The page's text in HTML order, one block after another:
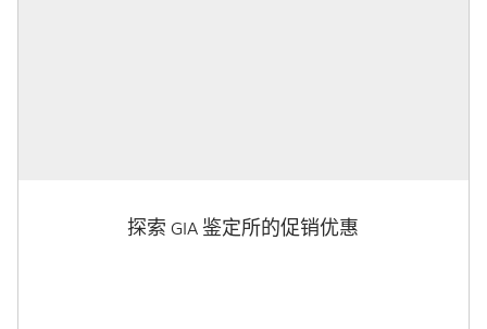
探索 GIA 鉴定所的促销优惠